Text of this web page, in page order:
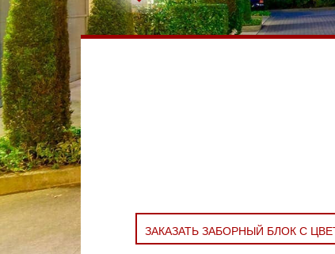
ЗАКАЗАТЬ ЗАБОРНЫЙ БЛОК С